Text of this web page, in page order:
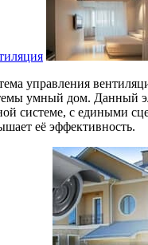
управления
умный дом. Данный
системе, с едиными
её эффективность.